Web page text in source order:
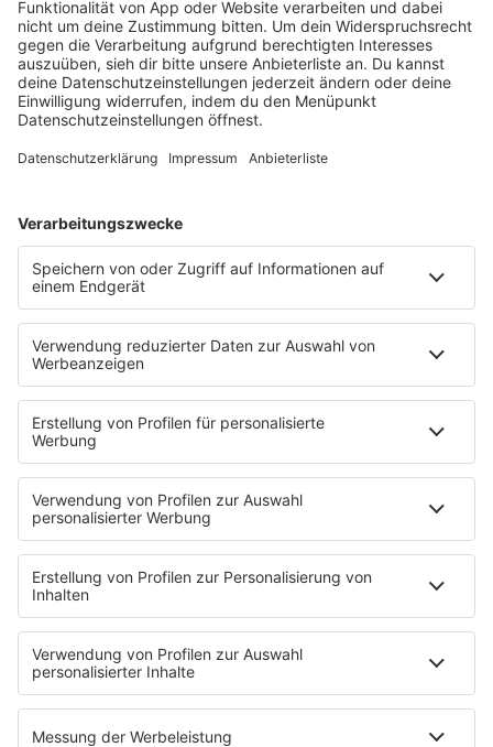
barba radio
Lagerfeuer
Füße hoch
Schmusekatze
Song Contest
Mädelsabend
Ich hasse Sport
Sonntag Morgen
Strandbar
Putzfimmel
Deutschpop
Deutsche Liebeslieder
PODCASTS
Mit den Waffeln einer Frau
Frühstück bei Barbara
Brave & One
NotAufnahme
"Bewerbung und Karriere"
Aber bitte mit Schlager
Erdbeerkäse
Fitness mit M.A.R.K
Glück in Worten
Todesursache
Niemand muss ein Promi sein